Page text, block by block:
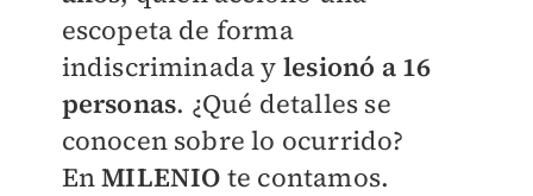
escopeta de forma
indiscriminada y lesionó a 16
personas. ¿Qué detalles se
conocen sobre lo ocurrido?
EnMILENIO te contamos.